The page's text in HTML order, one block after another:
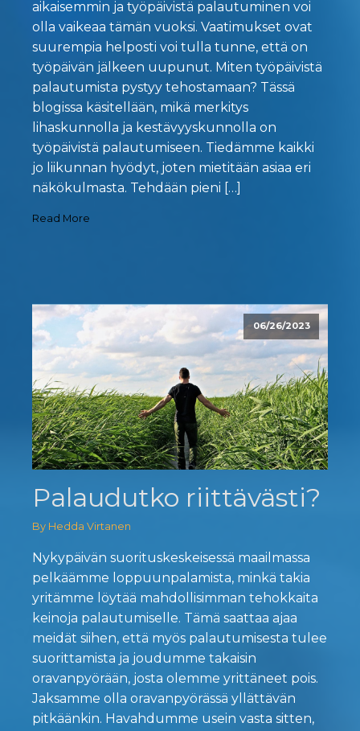
aikaisemmin ja työpäivistä palautuminen voi
olla vaikeaa tämän vuoksi. Vaatimukset ovat
suurempia helposti voi tulla tunne, että on
työpäivän jälkeen uupunut. Miten työpäivistä
palautumista pystyy tehostamaan? Tässä
blogissa käsitellään, mikä merkitys
lihaskunnolla ja kestävyyskunnolla on
työpäivistä palautumiseen. Tiedämme kaikki
jo liikunnan hyödyt, joten mietitään asiaa eri
näkökulmasta. Tehdään pieni […]
Read More
06/26/2023
Palaudutko riittävästi?
By Hedda Virtanen
Nykypäivän suorituskeskeisessä maailmassa
pelkäämme loppuunpalamista, minkä takia
yritämme löytää mahdollisimman tehokkaita
keinoja palautumiselle. Tämä saattaa ajaa
meidät siihen, että myös palautumisesta tulee
suorittamista ja joudumme takaisin
oravanpyörään, josta olemme yrittäneet pois.
Jaksamme olla oravanpyörässä yllättävän
pitkäänkin. Havahdumme usein vasta sitten,